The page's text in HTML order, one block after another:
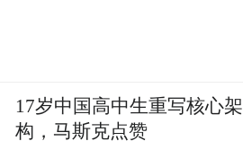
17岁中国高中生重写核心架
构，马斯克点赞